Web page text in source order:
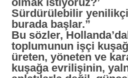
Sürdürülebilir
burada başlar.”
Bu sözler,
toplumunun işçi
üreten, yöneten ve
kuşağa evrilişinin,